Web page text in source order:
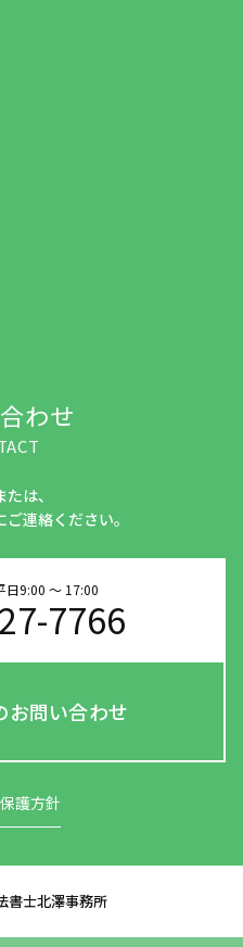
わせ
は、
連絡ください。
9:00 ～ 17:00
7766
お問い合わせ
護方針
士北澤事務所